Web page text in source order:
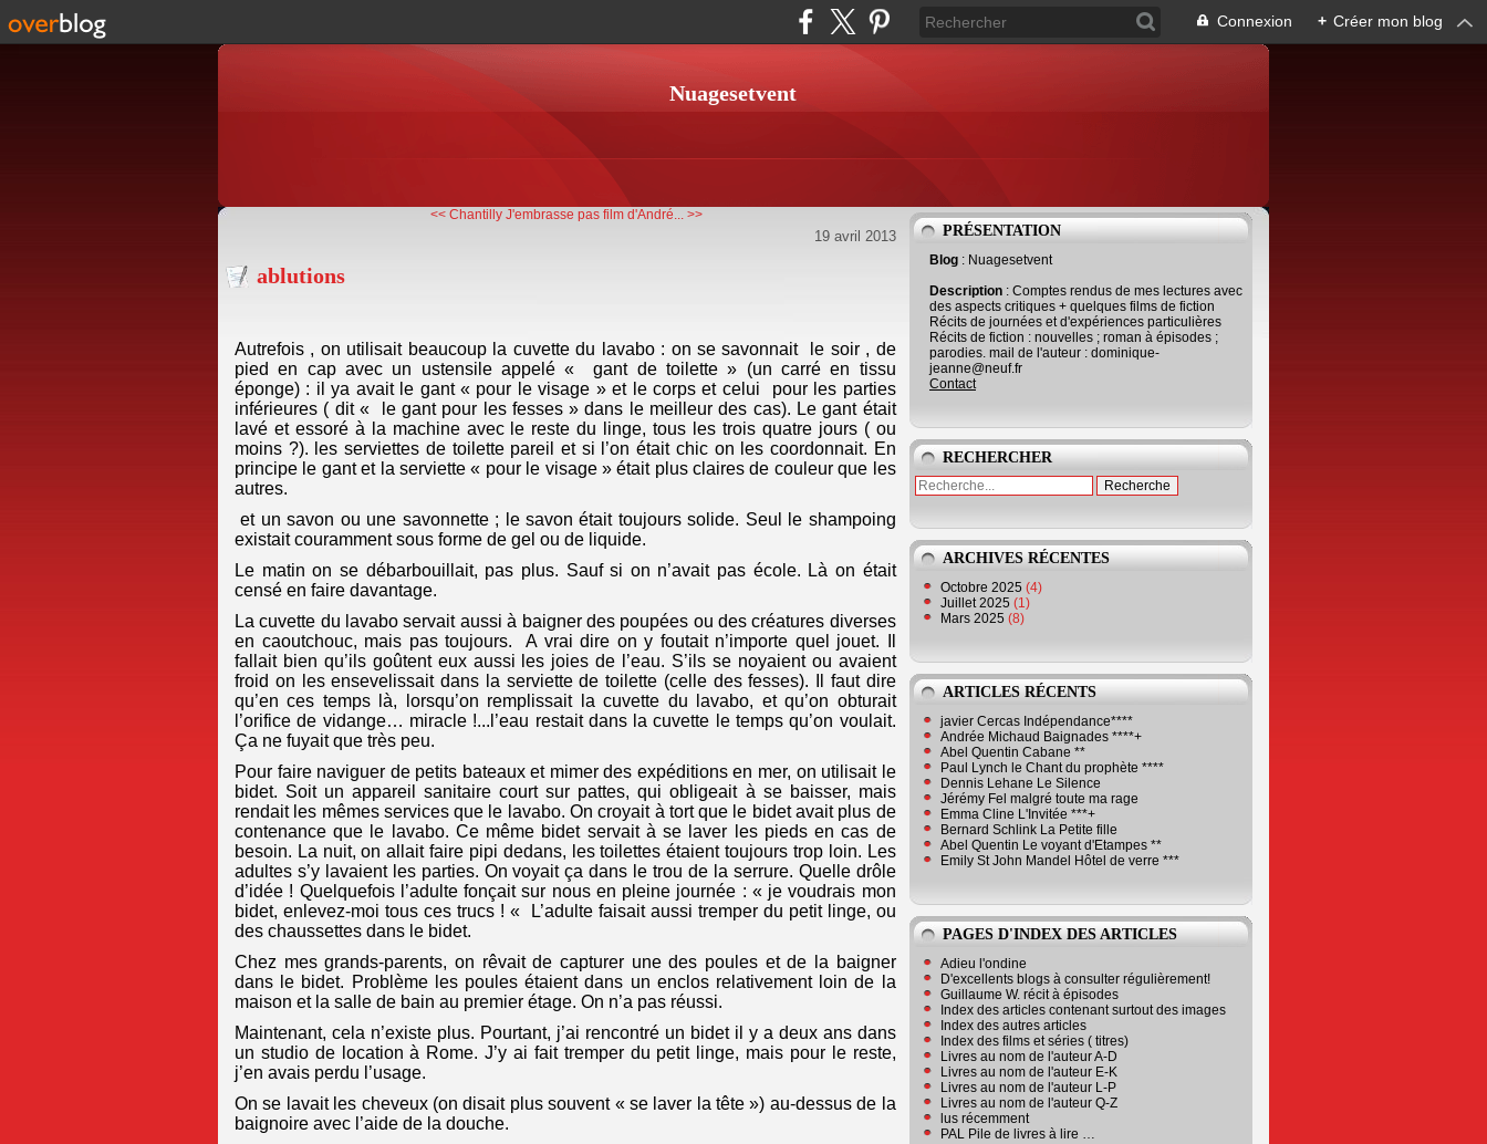
Connexion + Créer mon blog
Nuagesetvent
<< Chantilly J'embrasse pas film d'André... >>
19 avril 2013
ablutions
Autrefois , on utilisait beaucoup la cuvette du lavabo : on se savonnait le soir , de
pied en cap avec un ustensile appelé « gant de toilette » (un carré en tissu
éponge) : il ya avait le gant « pour le visage » et le corps et celui pour les parties
inférieures ( dit « le gant pour les fesses » dans le meilleur des cas). Le gant était
lavé et essoré à la machine avec le reste du linge, tous les trois quatre jours ( ou
moins ?). les serviettes de toilette pareil et si l’on était chic on les coordonnait. En
principe le gant et la serviette « pour le visage » était plus claires de couleur que les
autres.
et un savon ou une savonnette ; le savon était toujours solide. Seul le shampoing
existait couramment sous forme de gel ou de liquide.
Le matin on se débarbouillait, pas plus. Sauf si on n’avait pas école. Là on était
censé en faire davantage.
La cuvette du lavabo servait aussi à baigner des poupées ou des créatures diverses
en caoutchouc, mais pas toujours. A vrai dire on y foutait n’importe quel jouet. Il
fallait bien qu’ils goûtent eux aussi les joies de l’eau. S’ils se noyaient ou avaient
froid on les ensevelissait dans la serviette de toilette (celle des fesses). Il faut dire
qu’en ces temps là, lorsqu’on remplissait la cuvette du lavabo, et qu’on obturait
l’orifice de vidange… miracle !...l’eau restait dans la cuvette le temps qu’on voulait.
Ça ne fuyait que très peu.
Pour faire naviguer de petits bateaux et mimer des expéditions en mer, on utilisait le
bidet. Soit un appareil sanitaire court sur pattes, qui obligeait à se baisser, mais
rendait les mêmes services que le lavabo. On croyait à tort que le bidet avait plus de
contenance que le lavabo. Ce même bidet servait à se laver les pieds en cas de
besoin. La nuit, on allait faire pipi dedans, les toilettes étaient toujours trop loin. Les
adultes s’y lavaient les parties. On voyait ça dans le trou de la serrure. Quelle drôle
d’idée ! Quelquefois l’adulte fonçait sur nous en pleine journée : « je voudrais mon
bidet, enlevez-moi tous ces trucs ! « L’adulte faisait aussi tremper du petit linge, ou
des chaussettes dans le bidet.
Chez mes grands-parents, on rêvait de capturer une des poules et de la baigner
dans le bidet. Problème les poules étaient dans un enclos relativement loin de la
maison et la salle de bain au premier étage. On n’a pas réussi.
Maintenant, cela n’existe plus. Pourtant, j’ai rencontré un bidet il y a deux ans dans
un studio de location à Rome. J’y ai fait tremper du petit linge, mais pour le reste,
j’en avais perdu l’usage.
On se lavait les cheveux (on disait plus souvent « se laver la tête ») au-dessus de la
baignoire avec l’aide de la douche.
PRÉSENTATION
Blog : Nuagesetvent
Description : Comptes rendus de mes lectures avec
des aspects critiques + quelques films de fiction
Récits de journées et d'expériences particulières
Récits de fiction : nouvelles ; roman à épisodes ;
parodies. mail de l'auteur : dominique-
jeanne@neuf.fr
Contact
RECHERCHER
ARCHIVES RÉCENTES
Octobre 2025 (4)
Juillet 2025 (1)
Mars 2025 (8)
ARTICLES RÉCENTS
javier Cercas Indépendance****
Andrée Michaud Baignades ****+
Abel Quentin Cabane **
Paul Lynch le Chant du prophète ****
Dennis Lehane Le Silence
Jérémy Fel malgré toute ma rage
Emma Cline L'Invitée ***+
Bernard Schlink La Petite fille
Abel Quentin Le voyant d'Etampes **
Emily St John Mandel Hôtel de verre ***
PAGES D'INDEX DES ARTICLES
Adieu l'ondine
D'excellents blogs à consulter régulièrement!
Guillaume W. récit à épisodes
Index des articles contenant surtout des images
Index des autres articles
Index des films et séries ( titres)
Livres au nom de l'auteur A-D
Livres au nom de l'auteur E-K
Livres au nom de l'auteur L-P
Livres au nom de l'auteur Q-Z
lus récemment
PAL Pile de livres à lire …